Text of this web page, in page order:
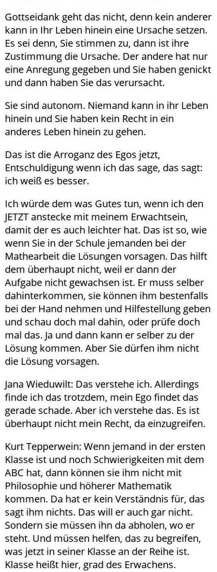
Gottseidank geht das nicht, denn kein anderer
kann in Ihr Leben hinein eine Ursache setzen.
Es sei denn, Sie stimmen zu, dann ist ihre
Zustimmung die Ursache. Der andere hat nur
eine Anregung gegeben und Sie haben genickt
und dann haben Sie das verursacht.
Sie sind autonom. Niemand kann in ihr Leben
hinein und Sie haben kein Recht in ein
anderes Leben hinein zu gehen.
Das ist die Arroganz des Egos jetzt,
Entschuldigung wenn ich das sage, das sagt:
ich weiß es besser.
Ich würde dem was Gutes tun, wenn ich den
JETZT anstecke mit meinem Erwachtsein,
damit der es auch leichter hat. Das ist so, wie
wenn Sie in der Schule jemanden bei der
Mathearbeit die Lösungen vorsagen. Das hilft
dem überhaupt nicht, weil er dann der
Aufgabe nicht gewachsen ist. Er muss selber
dahinterkommen, sie können ihm bestenfalls
bei der Hand nehmen und Hilfestellung geben
und schau doch mal dahin, oder prüfe doch
mal das. Ja und dann kann er selber zu der
Lösung kommen. Aber Sie dürfen ihm nicht
die Lösung vorsagen.
Jana Wieduwilt: Das verstehe ich. Allerdings
finde ich das trotzdem, mein Ego findet das
gerade schade. Aber ich verstehe das. Es ist
überhaupt nicht mein Recht, da einzugreifen.
Kurt Tepperwein: Wenn jemand in der ersten
Klasse ist und noch Schwierigkeiten mit dem
ABC hat, dann können sie ihm nicht mit
Philosophie und höherer Mathematik
kommen. Da hat er kein Verständnis für, das
sagt ihm nichts. Das will er auch gar nicht.
Sondern sie müssen ihn da abholen, wo er
steht. Und müssen helfen, das zu begreifen,
was jetzt in seiner Klasse an der Reihe ist.
Klasse heißt hier, grad des Erwachens.